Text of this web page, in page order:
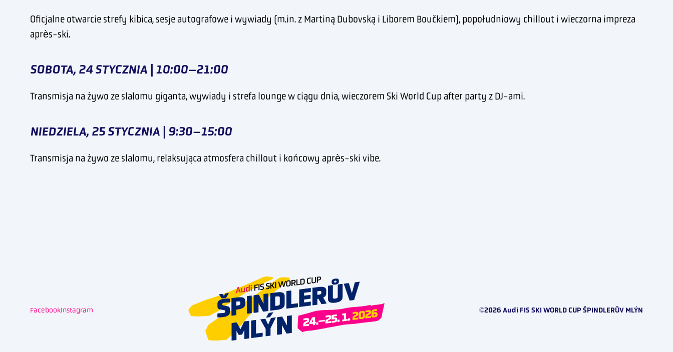
Oficjalne otwarcie strefy kibica, sesje autografowe i wywiady (m.in. z Martiną Dubovską i Liborem Boučkiem), popołudniowy chillout i wieczorna impreza
après-ski.
SOBOTA, 24 STYCZNIA | 10:00–21:00
Transmisja na żywo ze slalomu giganta, wywiady i strefa lounge w ciągu dnia, wieczorem Ski World Cup after party z DJ-ami.
NIEDZIELA, 25 STYCZNIA | 9:30–15:00
Transmisja na żywo ze slalomu, relaksująca atmosfera chillout i końcowy après-ski vibe.
FacebookInstagram ©2026 Audi FIS SKI WORLD CUP ŠPINDLERŮV MLÝN